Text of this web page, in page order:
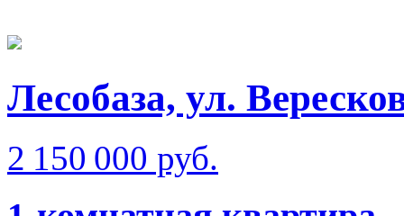
Лесобаза, ул.
2 150 000 руб.